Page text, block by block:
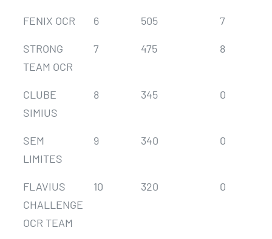
FENIX OCR 6 505 7
STRONG
TEAM OCR
7 475 8
CLUBE
SIMIUS
8 345 0
SEM
LIMITES
9 340 0
FLAVIUS
CHALLENGE
OCR TEAM
10 320 0